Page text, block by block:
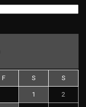
F S S
1 2